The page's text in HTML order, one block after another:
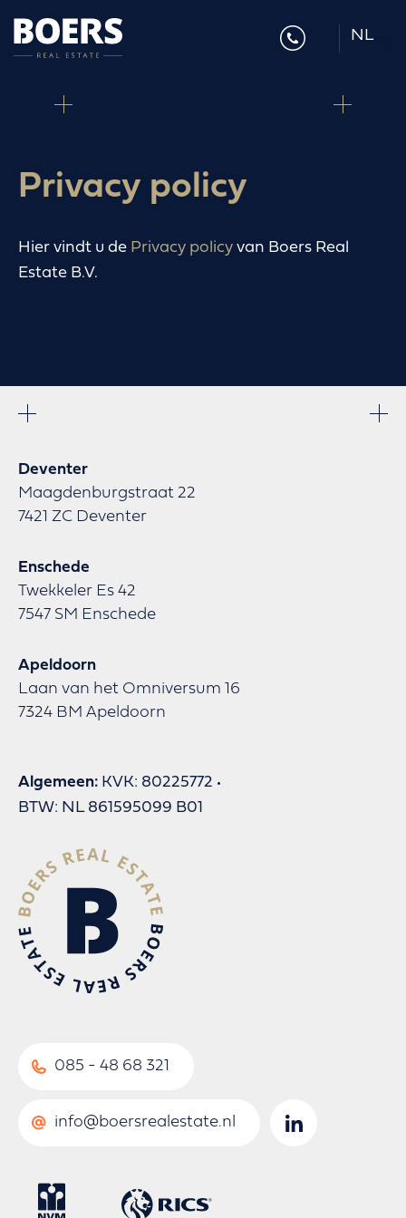
NL
Privacy policy
Hier vindt u de Privacy policy van Boers Real
Estate B.V.
Deventer
Maagdenburgstraat 22
7421 ZC Deventer
Enschede
Twekkeler Es 42
7547 SM Enschede
Apeldoorn
Laan van het Omniversum 16
7324 BM Apeldoorn
Algemeen: KVK: 80225772
BTW: NL 861595099 B01
085 - 48 68 321
info@boersrealestate.nl